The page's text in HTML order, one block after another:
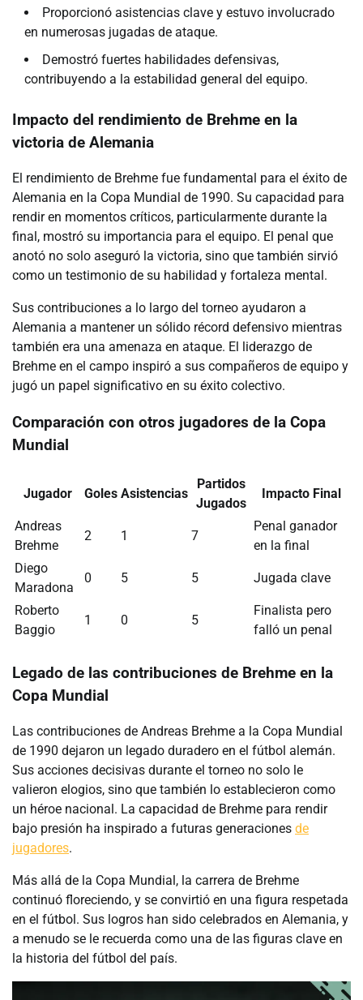
Proporcionó asistencias clave y estuvo involucrado
en numerosas jugadas de ataque.
Demostró fuertes habilidades defensivas,
contribuyendo a la estabilidad general del equipo.
Impacto del rendimiento de Brehme en la
victoria de Alemania
El rendimiento de Brehme fue fundamental para el éxito de
Alemania en la Copa Mundial de 1990. Su capacidad para
rendir en momentos críticos, particularmente durante la
final, mostró su importancia para el equipo. El penal que
anotó no solo aseguró la victoria, sino que también sirvió
como un testimonio de su habilidad y fortaleza mental.
Sus contribuciones a lo largo del torneo ayudaron a
Alemania a mantener un sólido récord defensivo mientras
también era una amenaza en ataque. El liderazgo de
Brehme en el campo inspiró a sus compañeros de equipo y
jugó un papel significativo en su éxito colectivo.
Comparación con otros jugadores de la Copa
Mundial
Jugador Goles Asistencias
Partidos
Jugados
Impacto Final
Andreas
Brehme
2 1 7
Penal ganador
en la final
Diego
Maradona
0 5 5 Jugada clave
Roberto
Baggio
1 0 5
Finalista pero
falló un penal
Legado de las contribuciones de Brehme en la
Copa Mundial
Las contribuciones de Andreas Brehme a la Copa Mundial
de 1990 dejaron un legado duradero en el fútbol alemán.
Sus acciones decisivas durante el torneo no solo le
valieron elogios, sino que también lo establecieron como
un héroe nacional. La capacidad de Brehme para rendir
bajo presión ha inspirado a futuras generaciones de
jugadores.
Más allá de la Copa Mundial, la carrera de Brehme
continuó floreciendo, y se convirtió en una figura respetada
en el fútbol. Sus logros han sido celebrados en Alemania, y
a menudo se le recuerda como una de las figuras clave en
la historia del fútbol del país.